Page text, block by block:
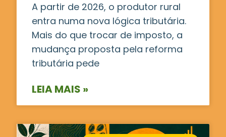
A partir de 2026, o produtor rural
entra numa nova lógica tributária.
Mais do que trocar de imposto, a
mudança proposta pela reforma
tributária pede
LEIA MAIS »